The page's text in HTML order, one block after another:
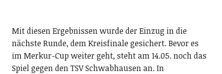
Mit diesen Ergebnissen wurde der Einzug in die
nächste Runde, dem Kreisfinale gesichert. Bevor es
im Merkur-Cup weiter geht, steht am 14.05. noch das
Spiel gegen den TSV Schwabhausen an. In